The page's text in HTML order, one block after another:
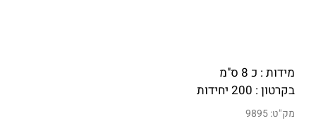
מידות : כ 8 ס"מ
בקרטון : 200 יחידות
מק"ט:9895